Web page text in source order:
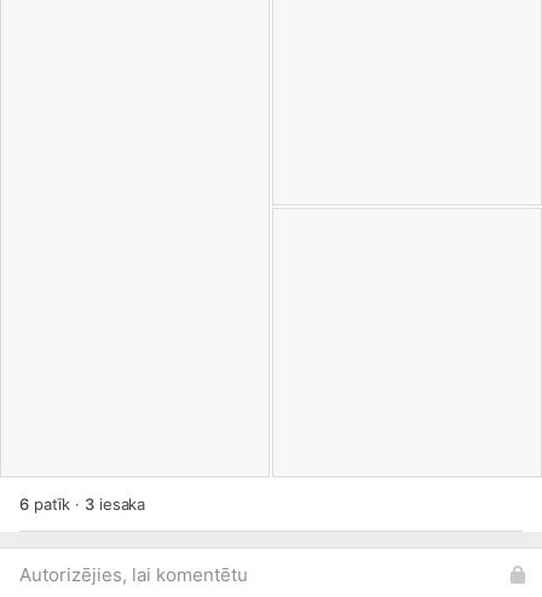
6patīk · 3iesaka
Autorizējies, lai komentētu